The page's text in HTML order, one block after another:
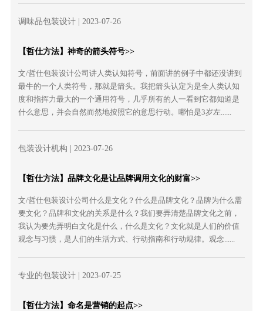
调味品包装设计| 2023-07-26
【哲仕方法】神奇的箭头符号>>
文/哲仕包装设计公司讲人类认知符号，前面讲的例子中都还没讲到
最牛的一个人类符号，那就是箭头。我把箭头认定为是全人类认知
度和指挥力最大的一个通用符号，几乎所有的人一看到它都知道是
什么意思，并会自然而然地按照它的意思行动。哪怕是3岁左......
包装设计机构 | 2023-07-26
【哲仕方法】品牌文化是让品牌调用文化的财富>>
文/哲仕包装设计公司什么是文化？什么是品牌文化？品牌为什么需
要文化？品牌和文化的关系是什么？我们要弄清楚品牌文化之前，
我认为要先弄明白文化是什么，什么是文化？文化就是人们的价值
观念与习惯，是人们的生活方式、行动指南和行动规律。观念......
专业的包装设计| 2023-07-25
【哲仕方法】命名是营销的起点>>